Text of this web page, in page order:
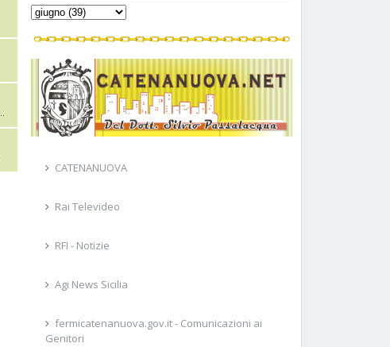
CATENANUOVA
Rai Televideo
RFI - Notizie
Agi News Sicilia
fermicatenanuova.gov.it - Comunicazioni ai
Genitori